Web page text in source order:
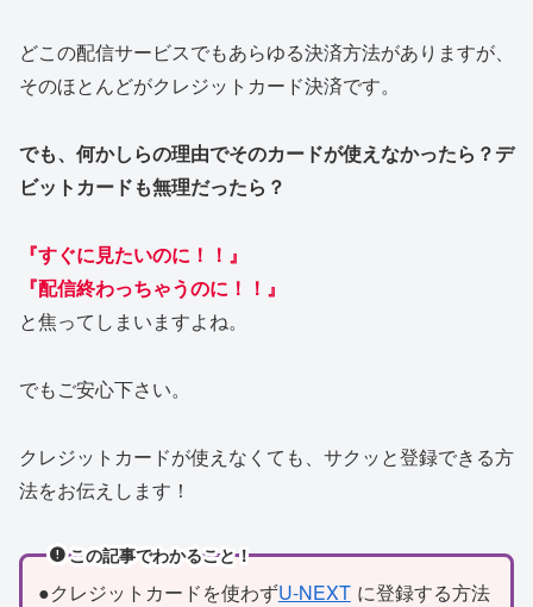
どこの配信サービスでもあらゆる決済方法がありますが、
そのほとんどがクレジットカード決済です。
でも、何かしらの理由でそのカードが使えなかったら？デ
ビットカードも無理だったら？
『すぐに見たいのに！！』
『配信終わっちゃうのに！！』
と焦ってしまいますよね。
でもご安心下さい。
クレジットカードが使えなくても、サクッと登録できる方
法をお伝えします！
この記事でわかること！
●クレジットカードを使わずU-NEXT に登録する方法